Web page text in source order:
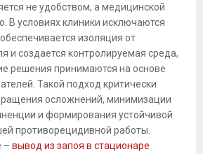
не удобством, а медицинской
В условиях клиники исключаются
изоляция от
и создается контролируемая среда,
решения принимаются на основе
Такой подход критически
осложнений, минимизации
и формирования устойчивой
противорецидивной работы.
– вывод из запоя в стационаре